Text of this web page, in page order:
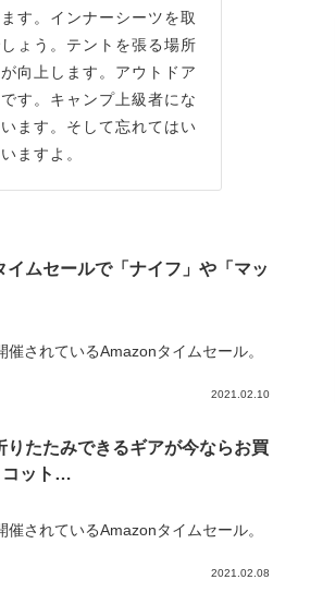
す。インナーシーツを取
ょう。テントを張る場所
向上します。アウトドア
す。キャンプ上級者にな
ます。そして忘れてはい
ますよ。
ムセールで「ナイフ」や「マッ
されているAmazonタイムセール。
2021.02.10
たたみできるギアが今ならお買
コット…
されているAmazonタイムセール。
2021.02.08